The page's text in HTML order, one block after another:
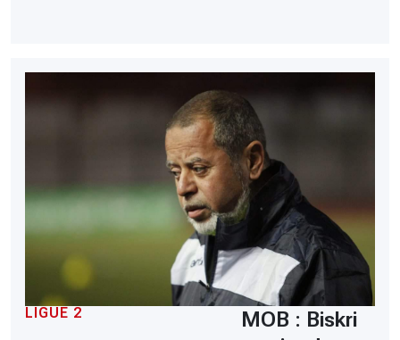
LIGUE 2
MOB : Biskri